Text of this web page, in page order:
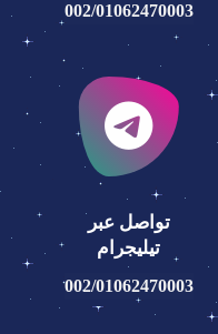
002/01062470003
تواصل عبر
تيليجرام
002/01062470003